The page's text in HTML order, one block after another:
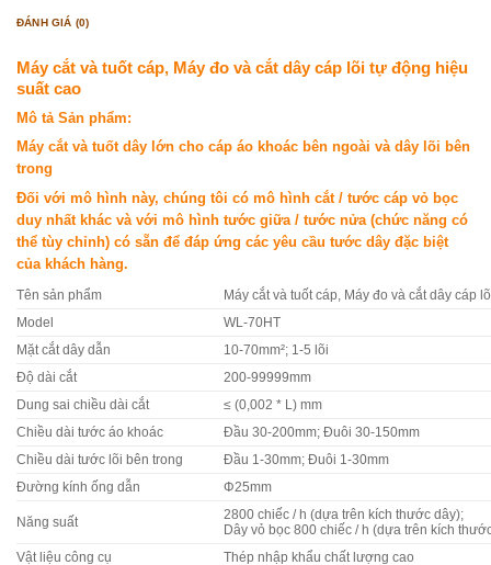
ĐÁNH GIÁ (0)
Máy cắt và tuốt cáp, Máy đo và cắt dây cáp lõi tự động hiệu
suất cao
Mô tả Sản phẩm:
Máy cắt và tuốt dây lớn cho cáp áo khoác bên ngoài và dây lõi bên
trong
Đối với mô hình này, chúng tôi có mô hình cắt / tước cáp vỏ bọc
duy nhất khác và với mô hình tước giữa / tước nửa (chức năng có
thể tùy chỉnh) có sẵn để đáp ứng các yêu cầu tước dây đặc biệt
của khách hàng.
Tên sản phẩm Máy cắt và tuốt cáp, Máy đo và cắt dây cáp
Model WL-70HT
Mặt cắt dây dẫn 10-70mm²; 1-5 lõi
Độ dài cắt 200-99999mm
Dung sai chiều dài cắt ≤ (0,002 * L) mm
Chiều dài tước áo khoác Đầu 30-200mm; Đuôi 30-150mm
Chiều dài tước lõi bên trong Đầu 1-30mm; Đuôi 1-30mm
Đường kính ống dẫn Φ25mm
Năng suất
2800 chiếc / h (dựa trên kích thước dây);
Dây vỏ bọc 800 chiếc / h (dựa trên kích
Vật liệu công cụ Thép nhập khẩu chất lượng cao